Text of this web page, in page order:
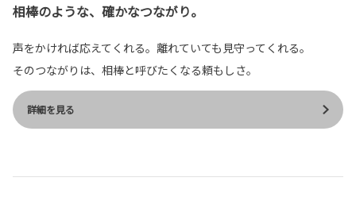
相棒のような、確かなつながり。
声をかければ応えてくれる。離れていても見守ってくれる。
そのつながりは、相棒と呼びたくなる頼もしさ。
詳細を見る